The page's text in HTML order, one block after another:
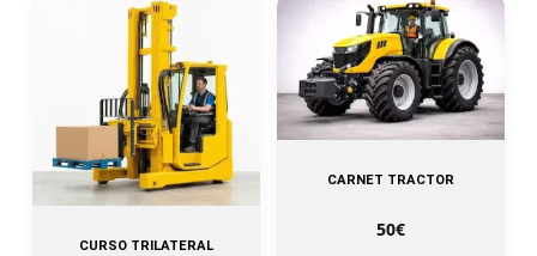
CURSO TRILATERAL
CARNET TRACTOR
50€